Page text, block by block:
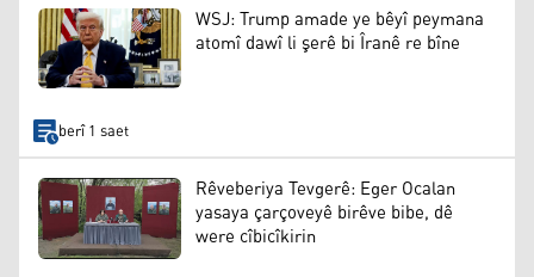
WSJ: Trump amade ye bêyî peymana
atomî dawî li şerê bi Îranê re bîne
berî 1 saet
Rêveberiya Tevgerê: Eger Ocalan
yasaya çarçoveyê birêve bibe, dê
were cîbicîkirin